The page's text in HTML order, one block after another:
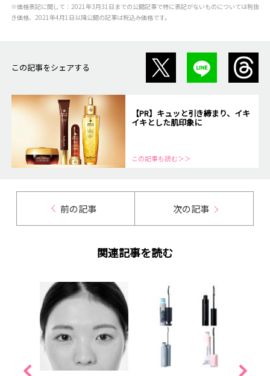
※価格表記に関して：2021年3月31日までの公開記事で特に表記がないものについては税抜
き価格、2021年4月1日以降公開の記事は税込み価格です。
この記事をシェアする
【PR】キュッと引き締まり、イキ
イキとした肌印象に
この記事も読む＞＞
前の記事 次の記事
関連記事を読む